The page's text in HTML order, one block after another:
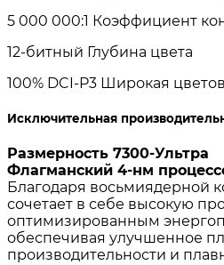
5 000 000:1 Коэффициент
12-битный Глубина цвета
100% DCI-P3 Широкая
Исключительная
Размерность 7300-Ультра
Флагманский 4-нм
Благодаря восьмиядерной
сочетает в себе высокую
оптимизированным
обеспечивая улучшенное
производительности и